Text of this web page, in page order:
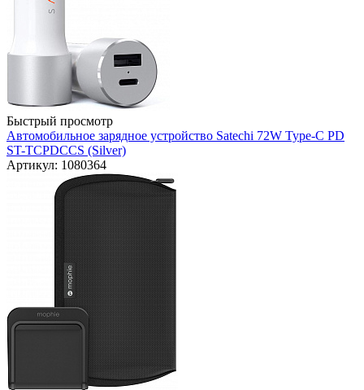
Быстрый просмотр
Автомобильное зарядное устройство Satechi 72W Type-C PD
ST-TCPDCCS (Silver)
Артикул: 1080364